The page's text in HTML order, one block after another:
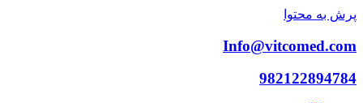
پرش به محتوا
Info@vitcomed.com
982122894784